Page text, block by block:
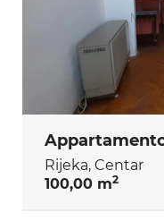
Rijeka, Centar
100,00 m2